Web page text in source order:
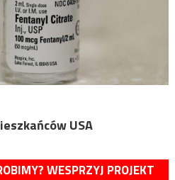
USA
WESPRZYJ PROJEKT